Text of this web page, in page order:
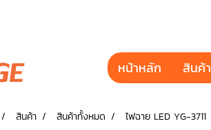
หน้าหลัก สินค้
สินค้า สินค้าทั้งหมด ไฟฉาย LED YG-3711